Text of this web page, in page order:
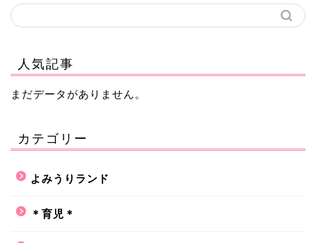
人気記事
まだデータがありません。
カテゴリー
よみうりランド
＊育児＊